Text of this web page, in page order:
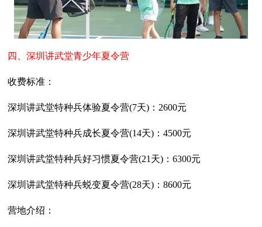
四、深圳讲武堂青少年夏令营
收费标准：
深圳讲武堂特种兵体验夏令营(7天)：2600元
深圳讲武堂特种兵成长夏令营(14天)：4500元
深圳讲武堂特种兵好习惯夏令营(21天)：6300元
深圳讲武堂特种兵蜕变夏令营(28天)：8600元
营地介绍：